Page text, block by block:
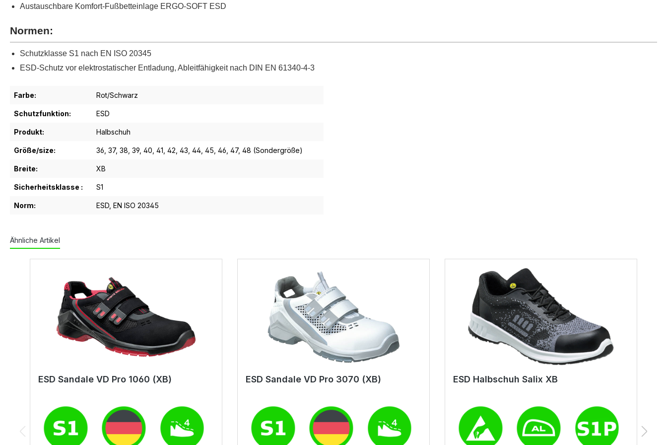
Austauschbare Komfort-Fußbetteinlage ERGO-SOFT ESD
Normen:
Schutzklasse S1 nach EN ISO 20345
ESD-Schutz vor elektrostatischer Entladung, Ableitfähigkeit nach DIN EN 61340-4-3
Farbe: Rot/Schwarz
Schutzfunktion: ESD
Produkt: Halbschuh
Größe/size: 36 , 37, 38 , 39 , 40 , 41 , 42 , 43 , 44 , 45 , 46 , 47, 48 (Sondergröße)
Breite: XB
Sicherheitsklasse : S1
Norm: ESD , EN ISO 20345
Ähnliche Artikel
ESD Sandale VD Pro 1060 (XB) ESD Sandale VD Pro 3070 (XB) ESD Halbschuh Salix XB